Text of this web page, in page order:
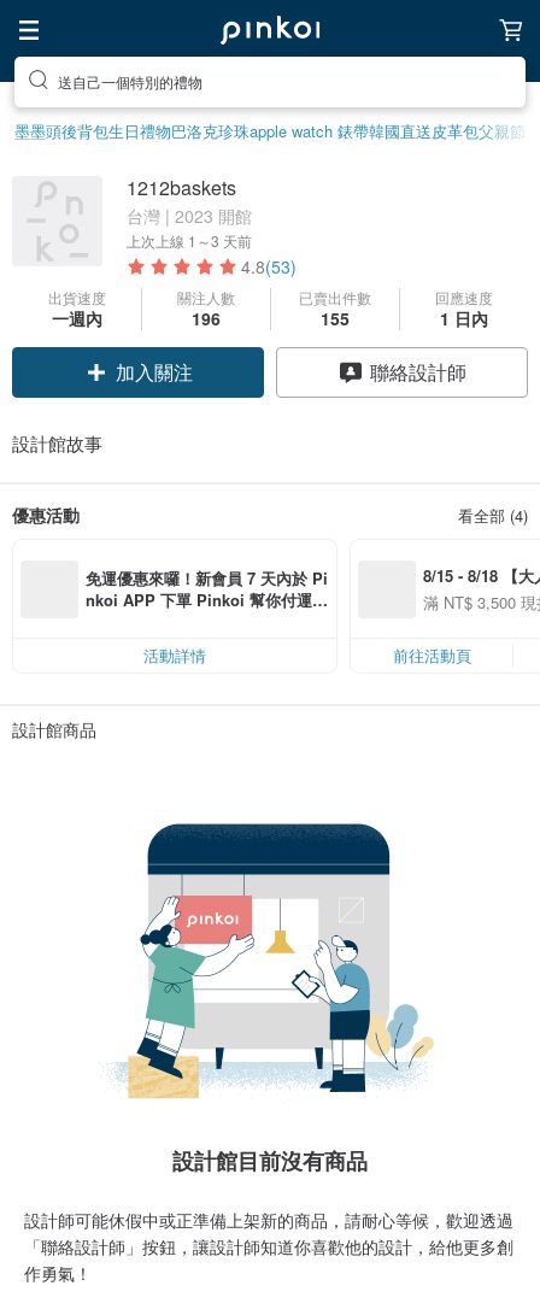
送自己一個特別的禮物
墨墨頭後背包生日禮物巴洛克珍珠apple watch 錶帶韓國直送皮革包父親節
1212baskets
台灣 | 2023 開館
上次上線 1～3 天前
4.8(53)
出貨速度
一週內
關注人數
196
已賣出件數
155
回應速度
1 日內
加入關注 聯絡設計師
設計館故事
優惠活動 看全部 (4)
免運優惠來囉！新會員 7 天內於 Pi
nkoi APP 下單 Pinkoi 幫你付運
活動詳情
8/15 - 8/18 【大
季】滿
50
滿 NT$ 3,500
前往活動頁
設計館商品
設計館目前沒有商品
設計師可能休假中或正準備上架新的商品，請耐心等候，歡迎透過
「聯絡設計師」按鈕，讓設計師知道你喜歡他的設計，給他更多創
作勇氣！